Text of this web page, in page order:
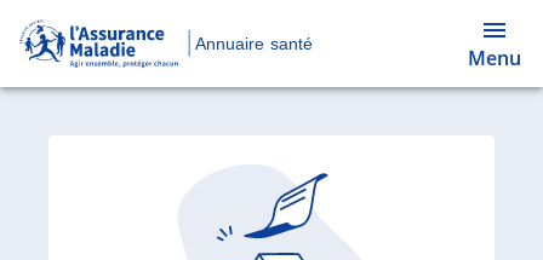
Annuaire santé
Menu